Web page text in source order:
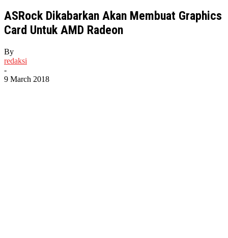
ASRock Dikabarkan Akan Membuat Graphics
Card Untuk AMD Radeon
By
redaksi
-
9 March 2018